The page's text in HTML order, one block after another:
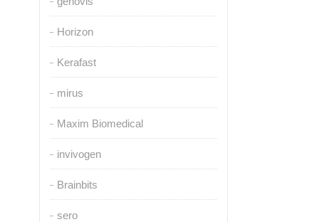
Horizon
Kerafast
mirus
Maxim Biomedical
invivogen
Brainbits
sero